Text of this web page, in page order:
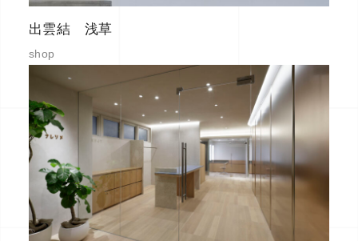
出雲結 浅草
shop